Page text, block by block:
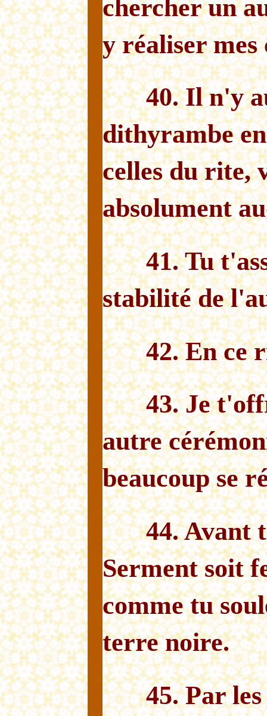
chercher un
y réaliser mes
40. Il n'y
dithyrambe
celles du rite,
absolument
41. Tu
stabilité de
42. En ce
43. Je
autre
beaucoup se
44. Avant
Serment soit
comme tu
terre noire.
45. Par